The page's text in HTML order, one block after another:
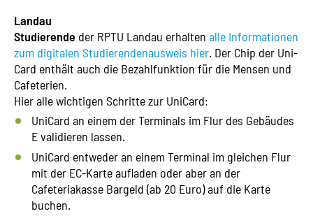
Landau
Studierende der RPTU Landau erhalten alle Informationen
zum digitalen Studierendenausweis hier. Der Chip der Uni-
Card enthält auch die Bezahlfunktion für die Mensen und
Cafeterien.
Hier alle wichtigen Schritte zur UniCard:
UniCard an einem der Terminals im Flur des Gebäudes
E validieren lassen.
UniCard entweder an einem Terminal im gleichen Flur
mit der EC-Karte aufladen oder aber an der
Cafeteriakasse Bargeld (ab 20 Euro) auf die Karte
buchen.